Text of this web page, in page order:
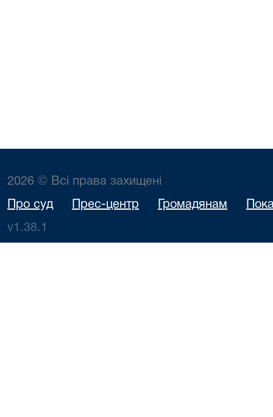
2026 © Всі права захищені
Про суд Прес-центр Громадянам
v1.38.1